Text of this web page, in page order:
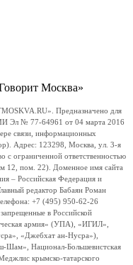
Москва»
Предназначено для
Эл № 77-64961 от 04 марта 2016
связи, информационных
Адрес: 123298, Москва, ул. 3-я
ограниченной ответственностью
12, пом. 22). Доменное имя сайта
– Российская Федерация и
редактор Бабаян Роман
+7 (495) 950-62-26
в Российской
армия» (УПА), «ИГИЛ»,
«Джебхат ан-Нусра»),
Шам», Национал-Большевистская
крымско-татарского